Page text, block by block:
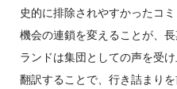
史的に排除されやすかったコ
機会の連鎖を変えることが、
ランドは集団としての声を受
翻訳することで、行き詰まり